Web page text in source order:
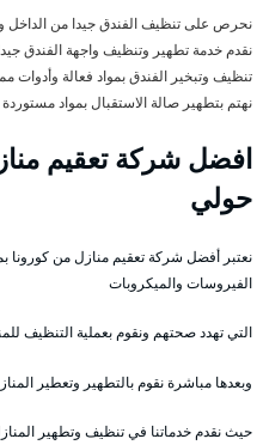
نحرص على تنظيف الفندق جيدا من الداخل
نقدم خدمة تطهير وتنظيف واجهة الفندق
تنظيف وتبخير الفندق بمواد فعالة وأدوات
نهتم بتطهير صالة الاستقبال بمواد
افضل شركة تعقيم
حولي
نعتبر أفضل شركة تعقيم منازل من كورونا
الفيروسات والميكروبات
التي تهدد صحتهم ونقوم بعملية التنظيف
وبعدها مباشرة نقوم بالتطهير وتعطير
حيث نقدم خدماتنا في تنظيف وتطهير